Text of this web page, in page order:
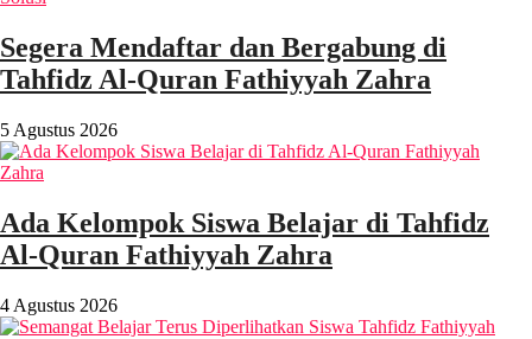
Segera Mendaftar dan Bergabung di
Tahfidz Al-Quran Fathiyyah Zahra
5 Agustus 2026
Ada Kelompok Siswa Belajar di Tahfidz
Al-Quran Fathiyyah Zahra
4 Agustus 2026